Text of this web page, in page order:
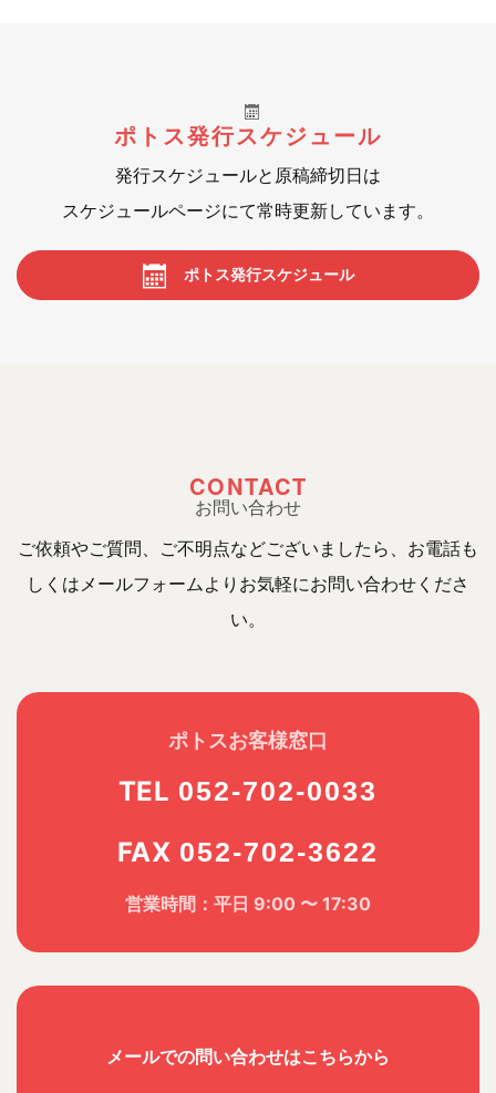
ポトス発行スケジュール
発行スケジュールと原稿締切日は
スケジュールページにて常時更新しています。
ポトス発行スケジュール
CONTACT
お問い合わせ
ご依頼やご質問、ご不明点などございましたら、お電話も
しくはメールフォームよりお気軽にお問い合わせくださ
い。
ポトスお客様窓口
TEL 052-702-0033
FAX 052-702-3622
営業時間：平日 9:00 〜 17:30
メールでの問い合わせはこちらから